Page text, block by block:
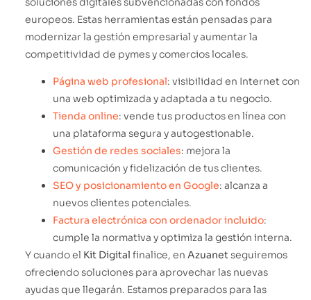
europeos. Estas herramientas están pensadas para
modernizar la gestión empresarial y aumentar la
competitividad de pymes y comercios locales.
Página web profesional: visibilidad en Internet con
una web optimizada y adaptada a tu negocio.
Tienda online: vende tus productos en línea con
una plataforma segura y autogestionable.
Gestión de redes sociales: mejora la
comunicación y fidelización de tus clientes.
SEO y posicionamiento en Google: alcanza a
nuevos clientes potenciales.
Factura electrónica con ordenador incluido:
cumple la normativa y optimiza la gestión interna.
Y cuando el Kit Digital finalice, en Azuanetseguiremos
ofreciendo soluciones para aprovechar las nuevas
ayudas que llegarán. Estamos preparados para las